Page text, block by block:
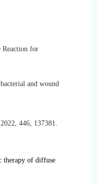
Reaction for
and wound
. 2022, 446, 137381.
therapy of diffuse